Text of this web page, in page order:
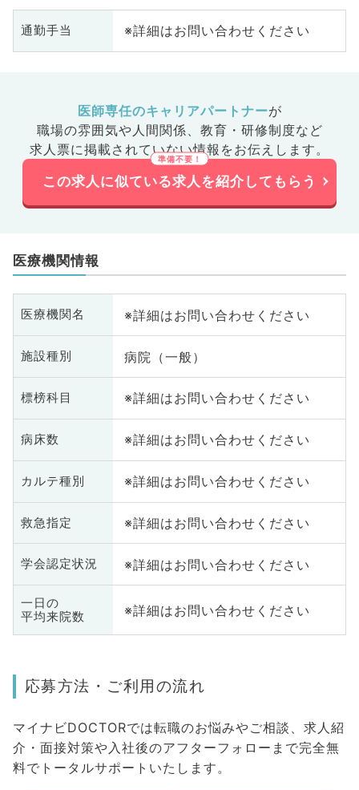
通勤手当 ※詳細はお問い合わせください
医師専任のキャリアパートナーが
職場の雰囲気や人間関係、 教育・研修制度など
求人票に掲載されていない情報をお伝えします。
この求人に似ている求人を紹介してもらう
医療機関情報
医療機関名 ※詳細はお問い合わせください
施設種別 病院（一般）
標榜科目 ※詳細はお問い合わせください
病床数 ※詳細はお問い合わせください
カルテ種別 ※詳細はお問い合わせください
救急指定 ※詳細はお問い合わせください
学会認定状況 ※詳細はお問い合わせください
一日の
平均来院数
※詳細はお問い合わせください
応募方法・ご利用の流れ
マイナビDOCTORでは転職のお悩みやご相談、求人紹
介・面接対策や入社後のアフターフォローまで完全無
料でトータルサポートいたします。